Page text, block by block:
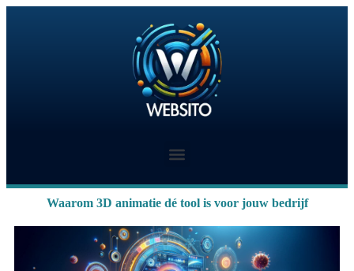
Waarom 3D animatie dé tool is voor jouw bedrijf